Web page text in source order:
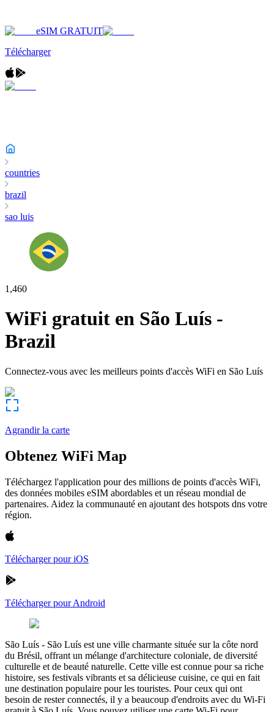
eSIM GRATUIT
Télécharger
countries
brazil
sao luis
1,460
WiFi gratuit en São Luís -
Brazil
Connectez-vous avec les meilleurs points d'accès WiFi en São Luís
Agrandir la carte
Obtenez WiFi Map
Téléchargez l'application pour des millions de points d'accès WiFi,
des données mobiles eSIM abordables et un réseau mondial de
partenaires. Aidez la communauté en ajoutant des hotspots dns votre
région.
Télécharger pour iOS
Télécharger pour Android
São Luís - São Luís est une ville charmante située sur la côte nord
du Brésil, offrant un mélange d'architecture coloniale, de diversité
culturelle et de beauté naturelle. Cette ville est connue pour sa riche
histoire, ses festivals vibrants et sa délicieuse cuisine, ce qui en fait
une destination populaire pour les touristes. Pour ceux qui ont
besoin de rester connectés, il y a beaucoup d'endroits avec du Wi-Fi